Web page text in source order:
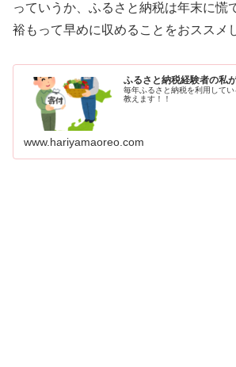
っていうか、ふるさと納税は年末に慌
裕もって早めに収めることをおススメ
ふるさと納税経験者の私
毎年ふるさと納税を利用して
教えます！！
www.hariyamaoreo.com